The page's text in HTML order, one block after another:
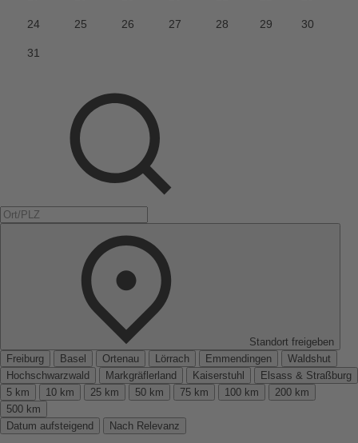
Standort freigeben
Freiburg
Basel Ortenau Lörrach Emmendingen
Waldshut
Hochschwarzwald
Markgräflerland Kaiserstuhl
Elsass & Straßburg
5 km
10 km 25 km 50 km 75 km 100 km
200 km
500 km
Datum aufsteigend
Nach Relevanz